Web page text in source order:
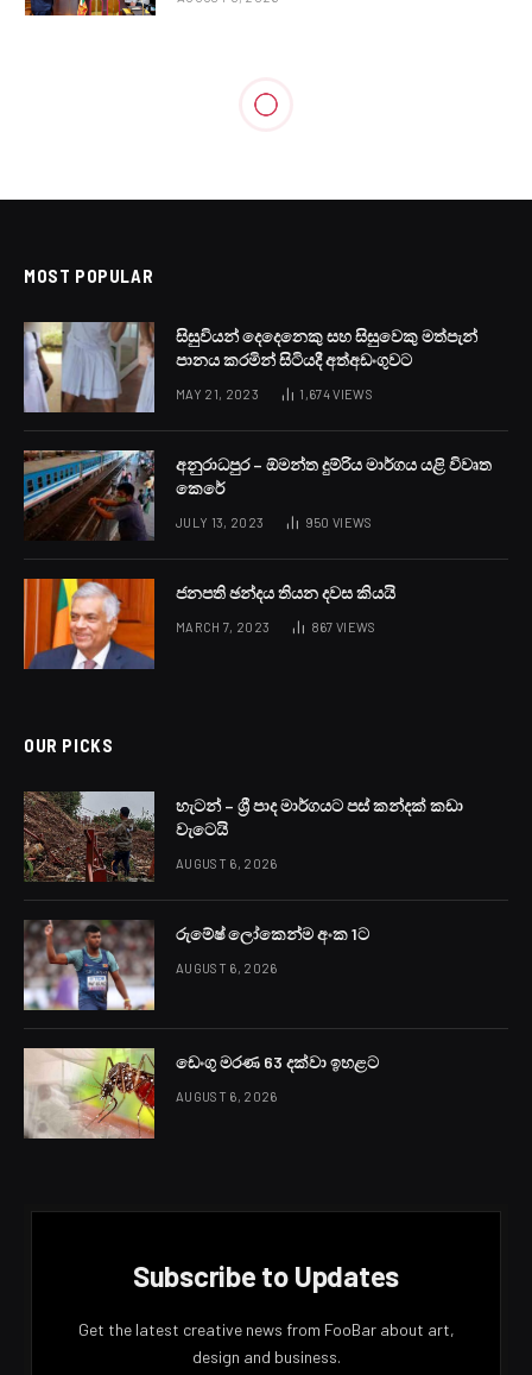
MOST POPULAR
සිසුවියන් දෙදෙනෙකු සහ සිසුවෙකු මත්පැන්
පානය කරමින් සිටියදී අත්අඩංගුවට
MAY 21, 2023 1,674VIEWS
අනුරාධපුර – ඕමන්ත දුම්රිය මාර්ගය යළි විවෘත
කෙරේ
JULY 13, 2023 950 VIEWS
ජනපති ඡන්දය තියන දවස කියයි
MARCH 7, 2023 867 VIEWS
OUR PICKS
හැටන් – ශ්‍රී පාද මාර්ගයට පස් කන්දක් කඩා
වැටෙයි
AUGUST 6, 2026
රුමේෂ් ලෝකෙන්ම අංක 1ට
AUGUST 6, 2026
ඩෙංගු මරණ 63 දක්වා ඉහළට
AUGUST 6, 2026
Subscribe to Updates
Get the latest creative news from FooBar about art,
design and business.